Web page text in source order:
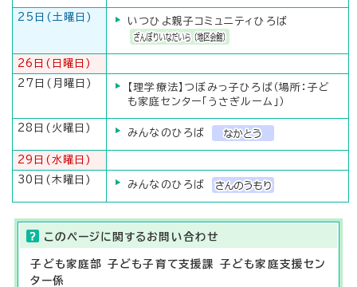
25日(土曜日) いつひよ親子コミュニティひろば
26日(日曜日)
27日(月曜日)
【理学療法】つぼみっ子ひろば（場所：子ど
も家庭センター「うさぎルーム」）
28日(火曜日) みんなのひろば
29日(水曜日)
30日(木曜日)
みんなのひろば
このページに関する お問い合わせ
子ども家庭部 子ども子育て支援課 子ども家庭支援セン
ター係